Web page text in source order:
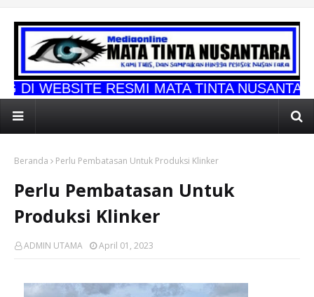
RESMI MATA TINTA NUSANTARA
Beranda Perlu Pembatasan Untuk Produksi Klinker
Perlu Pembatasan Untuk
Produksi Klinker
ADMIN UTAMA April 01, 2023